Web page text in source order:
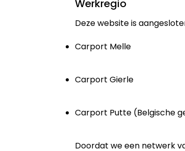
Werkregio
Deze website is
Carport Melle
Carport Gierle
Carport Putte (Belgische
Doordat we een netwerk